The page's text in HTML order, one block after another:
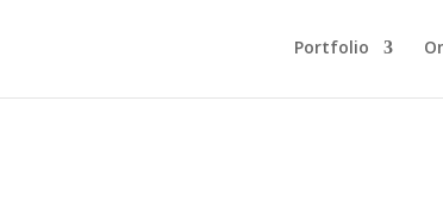
Portfolio